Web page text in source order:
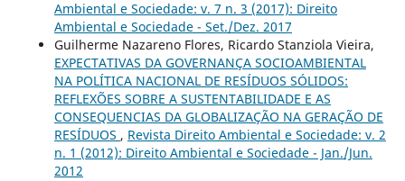
Ambiental e Sociedade: v. 7 n. 3 (2017): Direito
Ambiental e Sociedade - Set./Dez. 2017
Guilherme Nazareno Flores, Ricardo Stanziola Vieira,
EXPECTATIVAS DA GOVERNANÇA SOCIOAMBIENTAL
NA POLÍTICA NACIONAL DE RESÍDUOS SÓLIDOS:
REFLEXÕES SOBRE A SUSTENTABILIDADE E AS
CONSEQUENCIAS DA GLOBALIZAÇÃO NA GERAÇÃO DE
RESÍDUOS , Revista Direito Ambiental e Sociedade: v. 2
n. 1 (2012): Direito Ambiental e Sociedade - Jan./Jun.
2012